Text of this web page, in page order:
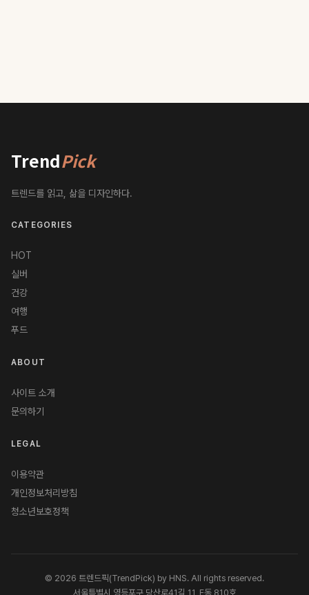
TrendPick
트렌드를 읽고, 삶을 디자인하다.
CATEGORIES
HOT
실버
건강
여행
푸드
ABOUT
사이트 소개
문의하기
LEGAL
이용약관
개인정보처리방침
청소년보호정책
© 2026 트렌드픽(TrendPick) by HNS. All rights reserved.
서울특별시 영등포구 당산로41길 11, E동 810호